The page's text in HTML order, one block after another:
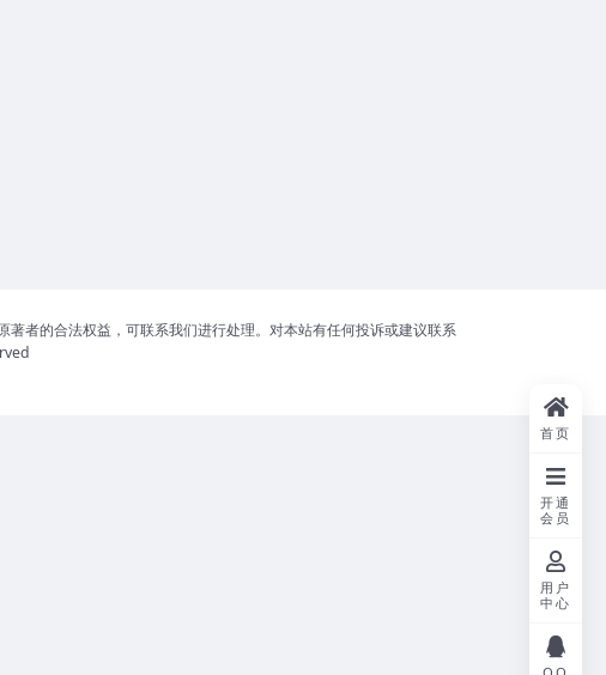
者的合法权益，可联系我们进行处理。对本站有任何投诉或建议联系
首页
开通
会员
用户
中心